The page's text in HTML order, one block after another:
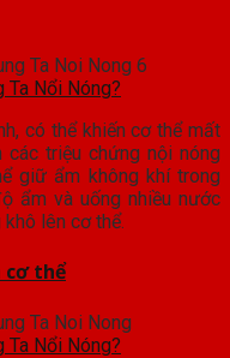
Ta Nổi Nóng?
có thể khiến cơ thể mất
triệu chứng nội nóng
giữ ẩm không khí trong
ẩm và uống nhiều nước
lên cơ thể.
cơ thể
Ta Nổi Nóng?